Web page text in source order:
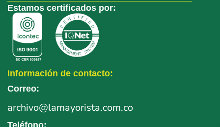
Estamos certificados por:
Información de contacto:
Correo:
archivo@lamayorista.com.co
Teléfono: